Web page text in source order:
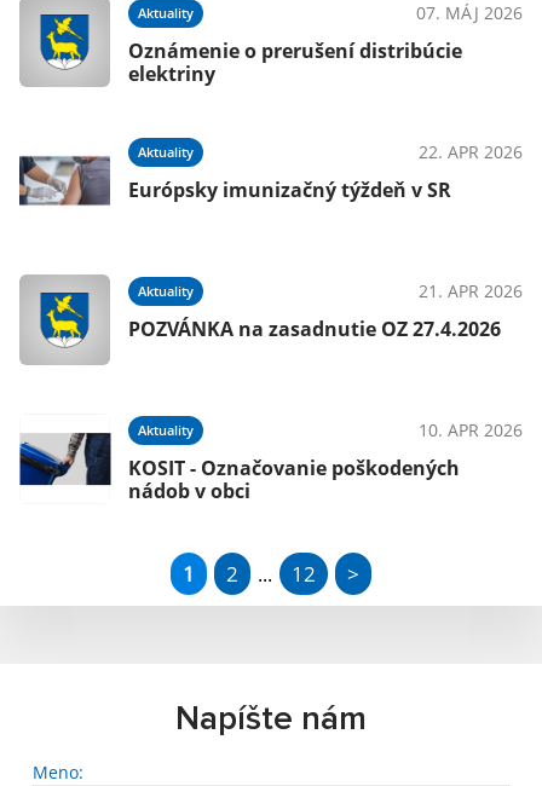
Aktuality 07. MÁJ 2026
Oznámenie o prerušení distribúcie
elektriny
Aktuality 22. APR 2026
Európsky imunizačný týždeň v SR
Aktuality 21. APR 2026
POZVÁNKA na zasadnutie OZ 27.4.2026
Aktuality 10. APR 2026
KOSIT - Označovanie poškodených
nádob v obci
1 2 ... 12 >
Napíšte nám
Meno: